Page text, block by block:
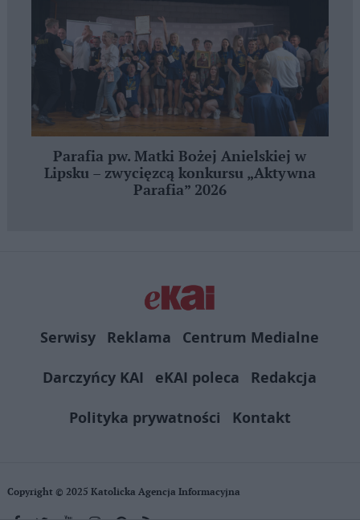
Parafia pw. Matki Bożej Anielskiej w
Lipsku – zwycięzcą konkursu „Aktywna
Parafia” 2026
Serwisy Reklama
Centrum Medialne
Darczyńcy KAI
eKAI poleca
Redakcja
Polityka prywatności
Kontakt
Copyright © 2025 Katolicka Agencja Informacyjna